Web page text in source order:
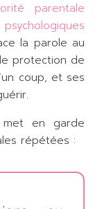
parentale
la parole au
protection de
coup, et ses
met en garde
répétées :